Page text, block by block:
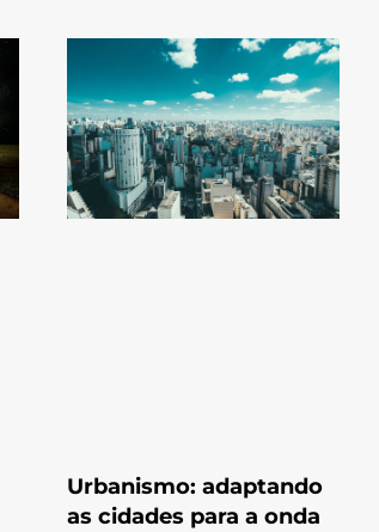
Urbanismo: adaptando
as cidades para a onda